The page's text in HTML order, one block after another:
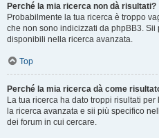
Perché la mia ricerca non dà risultati?
Probabilmente la tua ricerca è troppo
che non sono indicizzati da phpBB3.
disponibili nella ricerca avanzata.
Top
Perché la mia ricerca dà come
La tua ricerca ha dato troppi risultati
la ricerca avanzata e sii più specifico
dei forum in cui cercare.